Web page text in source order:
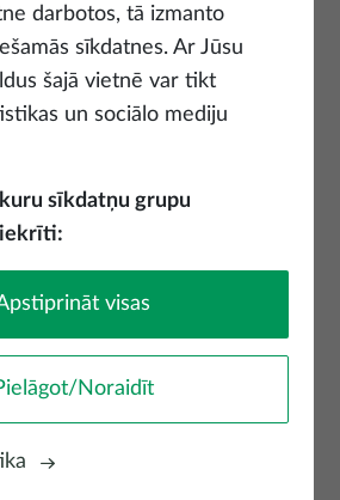
ģimenēm ar
darbotos, tā izmanto
sīkdatnes. Ar Jūsu
šajā vietnē var tikt
un sociālo mediju
sīkdatņu grupu
visas
Noraidīt